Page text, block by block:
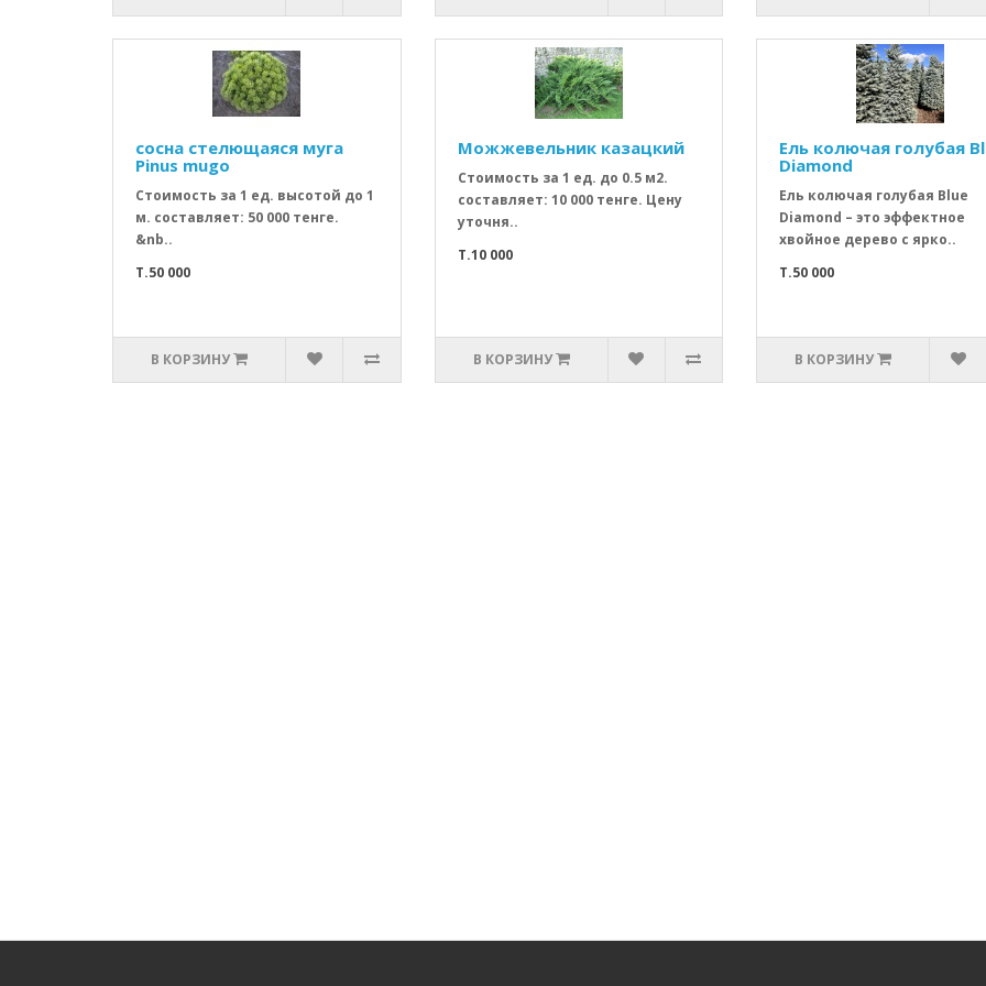
сосна стелющаяся муга
Pinus mugo
Стоимость за 1 ед. высотой до 1
м. составляет: 50 000 тенге.
&nb..
T.50 000
В КОРЗИНУ
Можжевельник казацкий
Стоимость за 1 ед. до 0.5 м2.
составляет: 10 000 тенге. Цену
уточня..
T.10 000
В КОРЗИНУ
Ель колючая голубая
Diamond
Ель колючая голубая Blue
Diamond – это эффектное
хвойное дерево с ярко..
T.50 000
В КОРЗИНУ